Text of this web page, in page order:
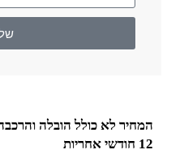
המחיר לא כולל הובלה והרכבה
12 חודשי אחריות